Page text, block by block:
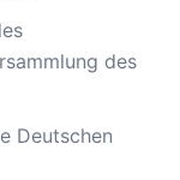
des
Deutschen